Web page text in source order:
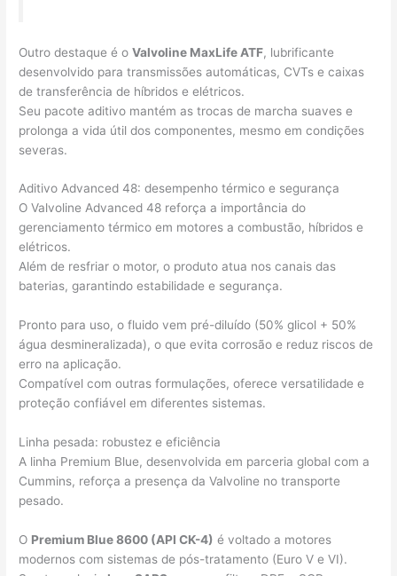
Outro destaque é oValvoline MaxLife ATF, lubrificante
desenvolvido para transmissões automáticas, CVTs e caixas
de transferência de híbridos e elétricos.
Seu pacote aditivo mantém as trocas de marcha suaves e
prolonga a vida útil dos componentes, mesmo em condições
severas.
Aditivo Advanced 48: desempenho térmico e segurança
O Valvoline Advanced 48 reforça a importância do
gerenciamento térmico em motores a combustão, híbridos e
elétricos.
Além de resfriar o motor, o produto atua nos canais das
baterias, garantindo estabilidade e segurança.
Pronto para uso, o fluido vem pré-diluído (50% glicol + 50%
água desmineralizada), o que evita corrosão e reduz riscos de
erro na aplicação.
Compatível com outras formulações, oferece versatilidade e
proteção confiável em diferentes sistemas.
Linha pesada: robustez e eficiência
A linha Premium Blue, desenvolvida em parceria global com a
Cummins, reforça a presença da Valvoline no transporte
pesado.
O Premium Blue 8600 (API CK-4) é voltado a motores
modernos com sistemas de pós-tratamento (Euro V e VI).